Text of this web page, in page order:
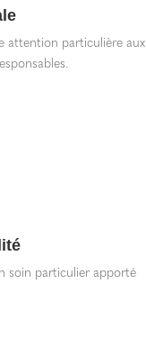
attention particulière aux
soin particulier apporté